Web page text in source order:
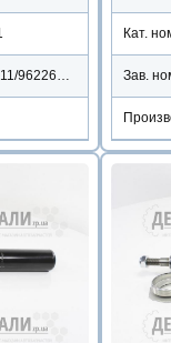
Кат.
Зав.